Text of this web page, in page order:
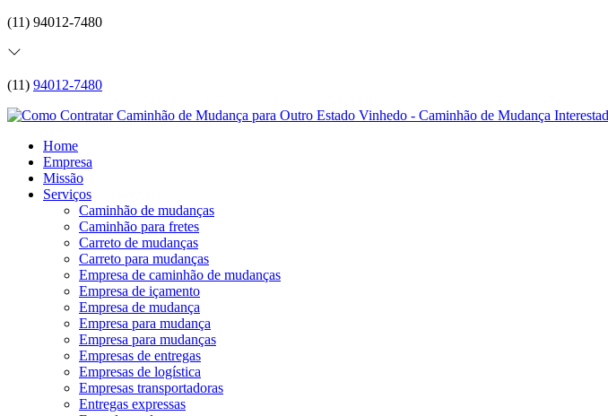
(11) 94012-7480
(11) 94012-7480
Home
Empresa
Missão
Serviços
Caminhão de mudanças
Caminhão para fretes
Carreto de mudanças
Carreto para mudanças
Empresa de caminhão de mudanças
Empresa de içamento
Empresa de mudança
Empresa para mudança
Empresa para mudanças
Empresas de entregas
Empresas de logística
Empresas transportadoras
Entregas expressas